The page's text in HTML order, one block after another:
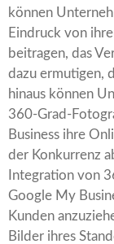
können
Eindruck von
beitragen, das
dazu ermutigen,
hinaus können
360-Grad-
Business ihre
der Konkurrenz
Integration von
Google My
Kunden
Bilder ihres